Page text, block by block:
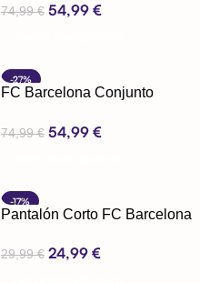
74,99€ 54,99 €
-27%
FC Barcelona Conjunto
74,99€ 54,99 €
-17%
Pantalón Corto FC Barcelona
29,99€ 24,99 €